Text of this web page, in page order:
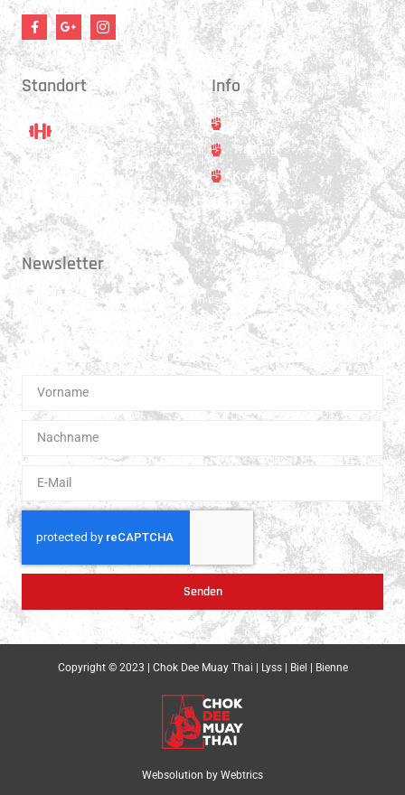
Standort
Standort
Hauptstrasse 31
3250 Lyss
Info
Trainer
Training
Kontakt
Newsletter
Erhalte 1x pro Quartal unsere News in dein Postfach. Darüber hinaus
teilen wir gerne Spannendes und Lehrreiches aus der Welt des Muay Thai
Boxen.
Senden
Copyright © 2023 | Chok Dee Muay Thai | Lyss | Biel | Bienne
Websolution by Webtrics